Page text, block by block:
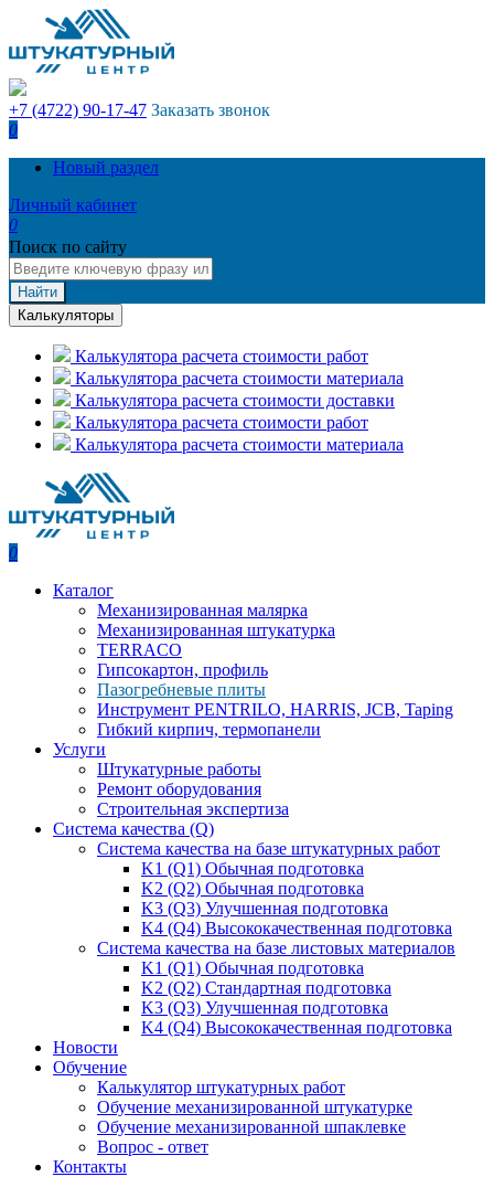
+7 (4722) 90-17-47 Заказать звонок
0
Новый раздел
Личный кабинет
0
Поиск по сайту
Найти
Калькуляторы
Калькулятора расчета стоимости работ
Калькулятора расчета стоимости материала
Калькулятора расчета стоимости доставки
Калькулятора расчета стоимости работ
Калькулятора расчета стоимости материала
0
Каталог
Механизированная малярка
Механизированная штукатурка
TERRACO
Гипсокартон, профиль
Пазогребневые плиты
Инструмент PENTRILO, HARRIS, JCB, Taping
Гибкий кирпич, термопанели
Услуги
Штукатурные работы
Ремонт оборудования
Строительная экспертиза
Система качества (Q)
Система качества на базе штукатурных работ
K1 (Q1) Обычная подготовка
K2 (Q2) Обычная подготовка
K3 (Q3) Улучшенная подготовка
K4 (Q4) Высококачественная подготовка
Система качества на базе листовых материалов
K1 (Q1) Обычная подготовка
K2 (Q2) Стандартная подготовка
K3 (Q3) Улучшенная подготовка
K4 (Q4) Высококачественная подготовка
Новости
Обучение
Калькулятор штукатурных работ
Обучение механизированной штукатурке
Обучение механизированной шпаклевке
Вопрос - ответ
Контакты